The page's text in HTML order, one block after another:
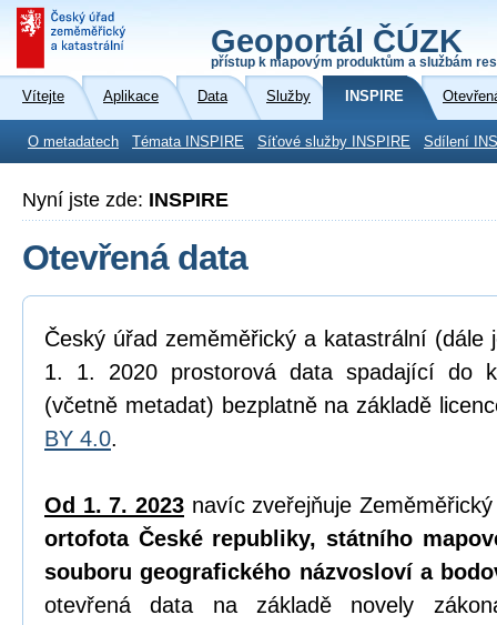
Geoportál ČÚZK
přístup k mapovým produktům a službám
Vítejte Aplikace Data Služby INSPIRE
O metadatech Témata INSPIRE Síťové služby INSPIRE Sdílení
Nyní jste zde: INSPIRE
Otevřená data
Český úřad zeměměřický a katastrální (dále
1. 1. 2020 prostorová data spadající do
(včetně metadat) bezplatně na základě
BY 4.0.
Od 1. 7. 2023 navíc zveřejňuje
ortofota České republiky, státního
souboru geografického názvosloví a
otevřená data na základě novely